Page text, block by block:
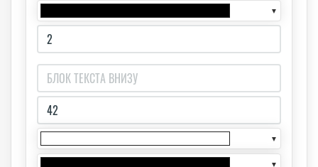
▼
▼
▼